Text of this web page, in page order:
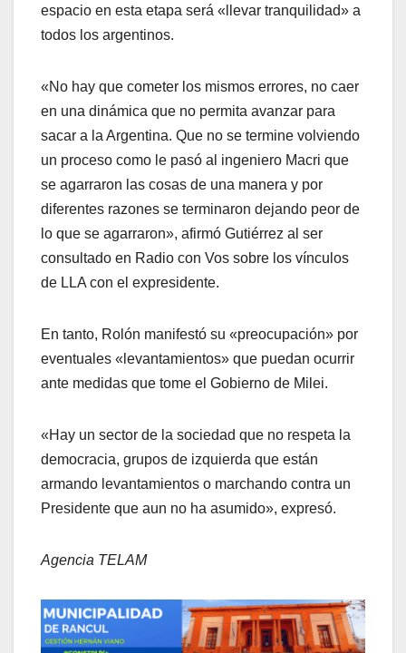
espacio en esta etapa será «llevar tranquilidad» a
todos los argentinos.
«No hay que cometer los mismos errores, no caer
en una dinámica que no permita avanzar para
sacar a la Argentina. Que no se termine volviendo
un proceso como le pasó al ingeniero Macri que
se agarraron las cosas de una manera y por
diferentes razones se terminaron dejando peor de
lo que se agarraron», afirmó Gutiérrez al ser
consultado en Radio con Vos sobre los vínculos
de LLA con el expresidente.
En tanto, Rolón manifestó su «preocupación» por
eventuales «levantamientos» que puedan ocurrir
ante medidas que tome el Gobierno de Milei.
«Hay un sector de la sociedad que no respeta la
democracia, grupos de izquierda que están
armando levantamientos o marchando contra un
Presidente que aun no ha asumido», expresó.
Agencia TELAM